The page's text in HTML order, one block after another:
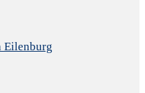
Eilenburg